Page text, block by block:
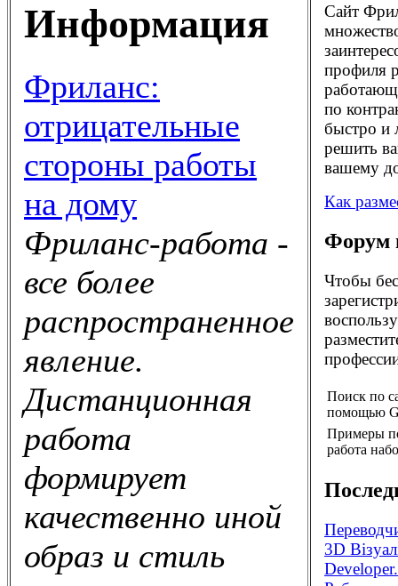
Информация
Фриланс:
отрицательные
стороны работы
на дому
Фриланс-работа -
все более
распространенное
явление.
Дистанционная
работа
формирует
качественно иной
образ и стиль
Сайт
профиля
по
быстро и
решить
вашему
Как
Форум
Чтобы
Поиск по
помощью
Примеры
работа
3D